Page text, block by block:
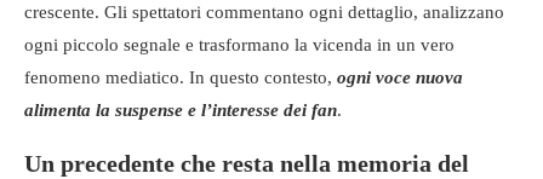
crescente. Gli spettatori commentano ogni dettaglio, analizzano
ogni piccolo segnale e trasformano la vicenda in un vero
fenomeno mediatico. In questo contesto, ogni voce nuova
alimenta la suspense e l’interesse dei fan.
Un precedente che resta nella memoria del